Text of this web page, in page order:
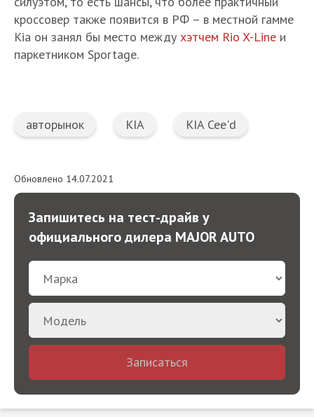
кроссовер также появится в РФ – в местной гамме
Kia он занял бы место между хэтчем Rio X-Line и
паркетником Sportage.
авторынок KIA KIA Cee'd
Обновлено 14.07.2021
Запишитесь на тест-драйв у
официального дилера MAJOR AUTO
Записаться